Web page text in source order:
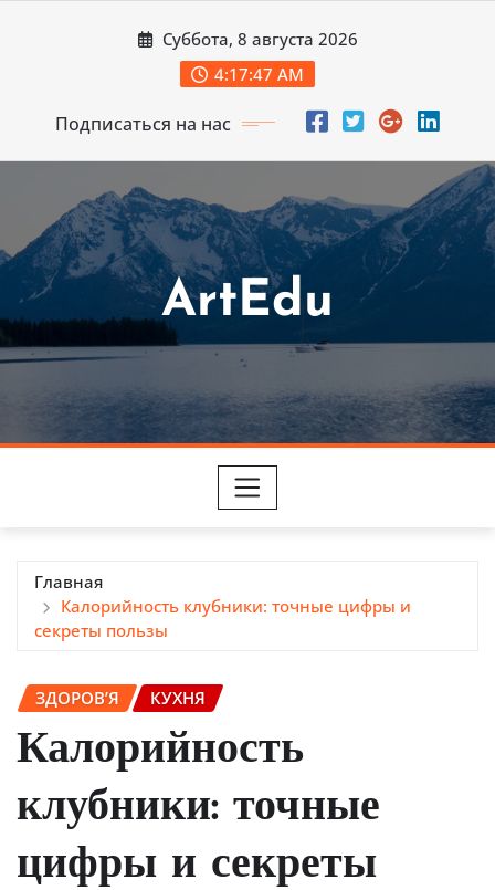
Суббота, 8 августа 2026
4:17:48 AM
Подписаться на нас
ArtEdu
Главная
Калорийность клубники: точные цифры и
секреты пользы
ЗДОРОВ’Я КУХНЯ
Калорийность
клубники: точные
цифры и секреты